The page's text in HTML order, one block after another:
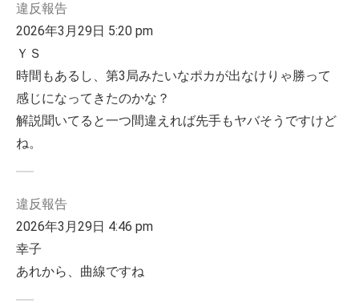
違反報告
2026年3月29日 5:20 pm
ＹＳ
時間もあるし、第3局みたいなポカが出なけりゃ勝って
感じになってきたのかな？
解説聞いてると一つ間違えれば先手もヤバそうですけど
ね。
違反報告
2026年3月29日 4:46 pm
幸子
あれから、曲線ですね